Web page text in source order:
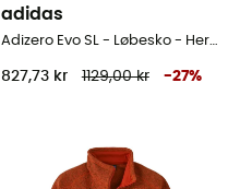
adidas
Adizero Evo SL - Løbesko - Herrer
827,73 kr 1129,00 kr -27%